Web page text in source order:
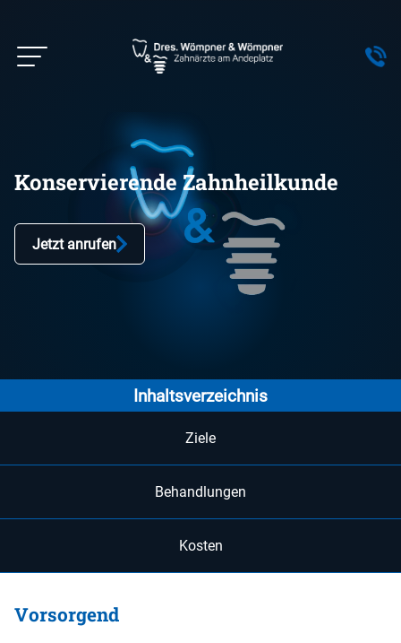
Konservierende Zahnheilkunde
Jetzt anrufen
Inhaltsverzeichnis
Ziele
Behandlungen
Kosten
Vorsorgend